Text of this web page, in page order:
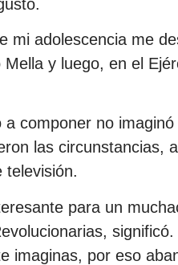
mi adolescencia me
y luego, en el
a componer no
las circunstancias,
televisión.
para un
imaginas, por eso